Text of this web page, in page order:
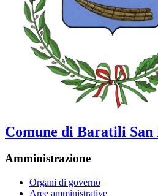
Comune di Baratili San
Amministrazione
Organi di governo
Aree amministrative